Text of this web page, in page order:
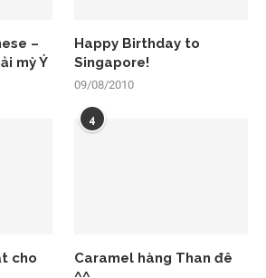
–
mỳ Ý
Happy Birthday to
Singapore!
09/08/2010
cho
4
Caramel hàng Than đê